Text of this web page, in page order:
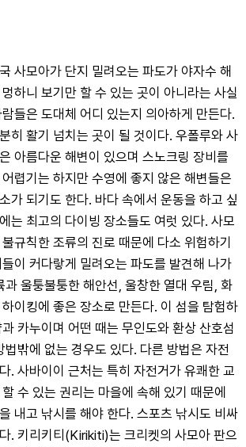
사모아가 단지 밀려오는 파도가 야자수 해
하니 보기만 할 수 있는 곳이 아니라는 사실
들은 도대체 어디 있는지 의아하게 만든다.
히 활기 넘치는 곳이 될 것이다. 우폴루와 사
아름다운 해변이 있으며 스노크링 장비를
렵기는 하지만 수영에 좋지 않은 해변들은
가 되기도 한다. 바다 속에서 운동을 하고 싶
는 최고의 다이빙 장소들도 여럿 있다. 사모
규칙한 조류의 진로 때문에 다소 위험하기
이 커다랗게 밀려오는 파도를 발견해 나가
과 울퉁불퉁한 해안선, 울창한 열대 우림, 화
이킹에 좋은 장소로 만든다. 이 섬을 탐험하
카누이며 어떤 때는 무인도와 환상 산호섬
법밖에 없는 경우도 있다. 다른 방법은 자전
. 사바이이 근처는 특히 자전거가 유쾌한 교
수 있는 권리는 마을에 속해 있기 때문에
내고 낚시를 해야 한다. 스포츠 낚시도 비싸
. 키리키티(Kirikiti)는 크리켓의 사모아 판으